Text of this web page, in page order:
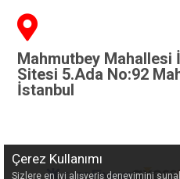
Mahmutbey Mahallesi
Sitesi 5.Ada No:92
İstanbul
Çerez Kullanımı
Sizlere en iyi alışveriş deneyimini